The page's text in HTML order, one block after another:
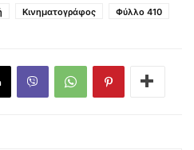
Κινηματογράφος Φύλλο 410